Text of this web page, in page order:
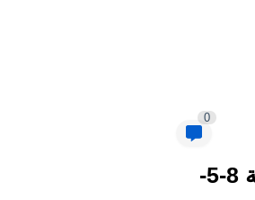
0
كم سعر الدولار الآن في العراق أسعار الصرف في الصيرفات والأسواق المحلية الجمعة 8-5-